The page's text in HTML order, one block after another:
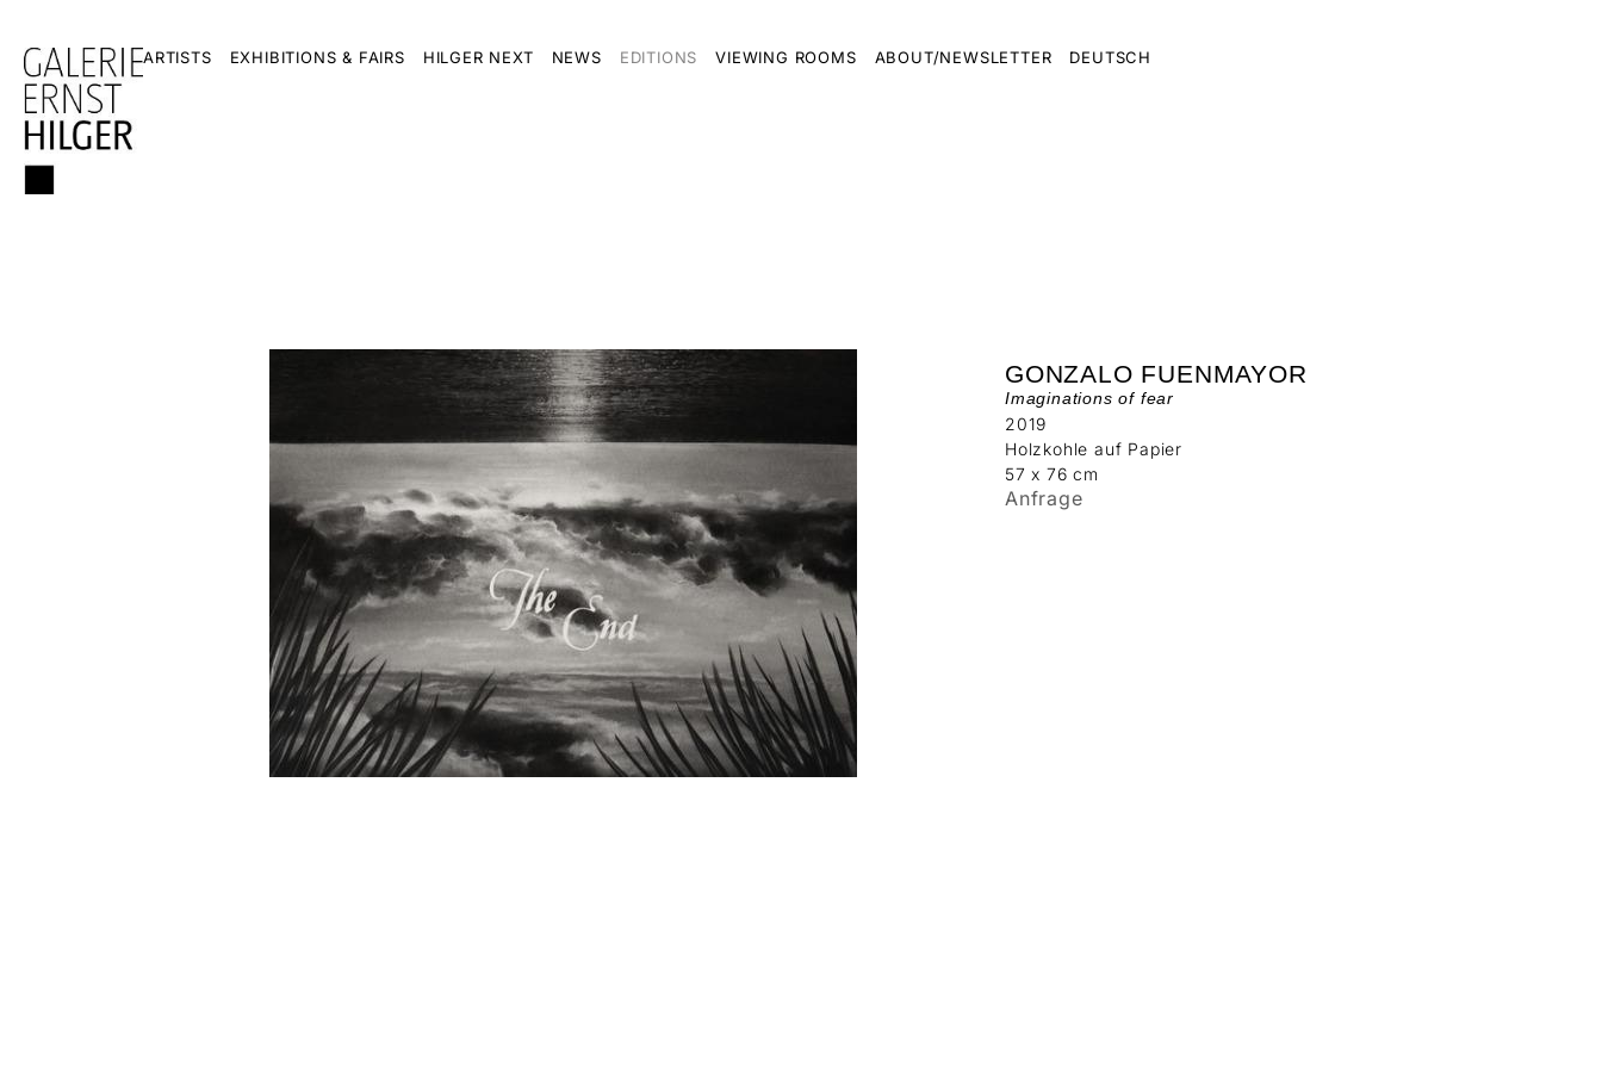
ARTISTS EXHIBITIONS & FAIRS HILGER NEXT NEWS EDITIONS VIEWING ROOMS ABOUT/NEWSLETTER DEUTSCH
GONZALO FUENMAYOR
Imaginations of fear
2019
Holzkohle auf Papier
57 x 76 cm
Anfrage